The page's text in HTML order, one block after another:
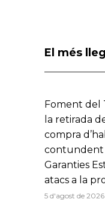
El més
Foment del
la retirada
compra
contundent
Garanties
atacs a la
5 d'agost de 2026